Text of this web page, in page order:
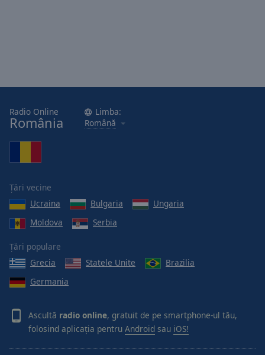
Radio Online
România
Limba:
Română
Țări vecine
Ucraina
Bulgaria
Ungaria
Moldova
Serbia
Țări populare
Grecia
Statele Unite
Brazilia
Germania
Ascultă radio online, gratuit de pe smartphone-ul tău,
folosind aplicația pentru Android sau iOS!